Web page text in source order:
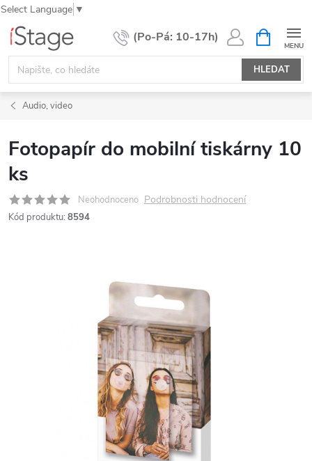
Select Language ▼
Přejít
obsah
HLEDAT
NÁKUPNÍ
KOŠÍK
Audio, video
Fotopapír do mobilní tiskárny 10
ks
Neohodnoceno Podrobnosti hodnocení
Kód produktu: 8594